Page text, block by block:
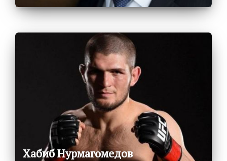
Хабиб Нурмагомедов